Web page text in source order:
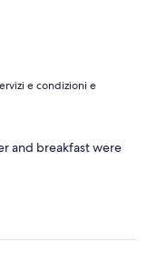
e condizioni e
and breakfast were